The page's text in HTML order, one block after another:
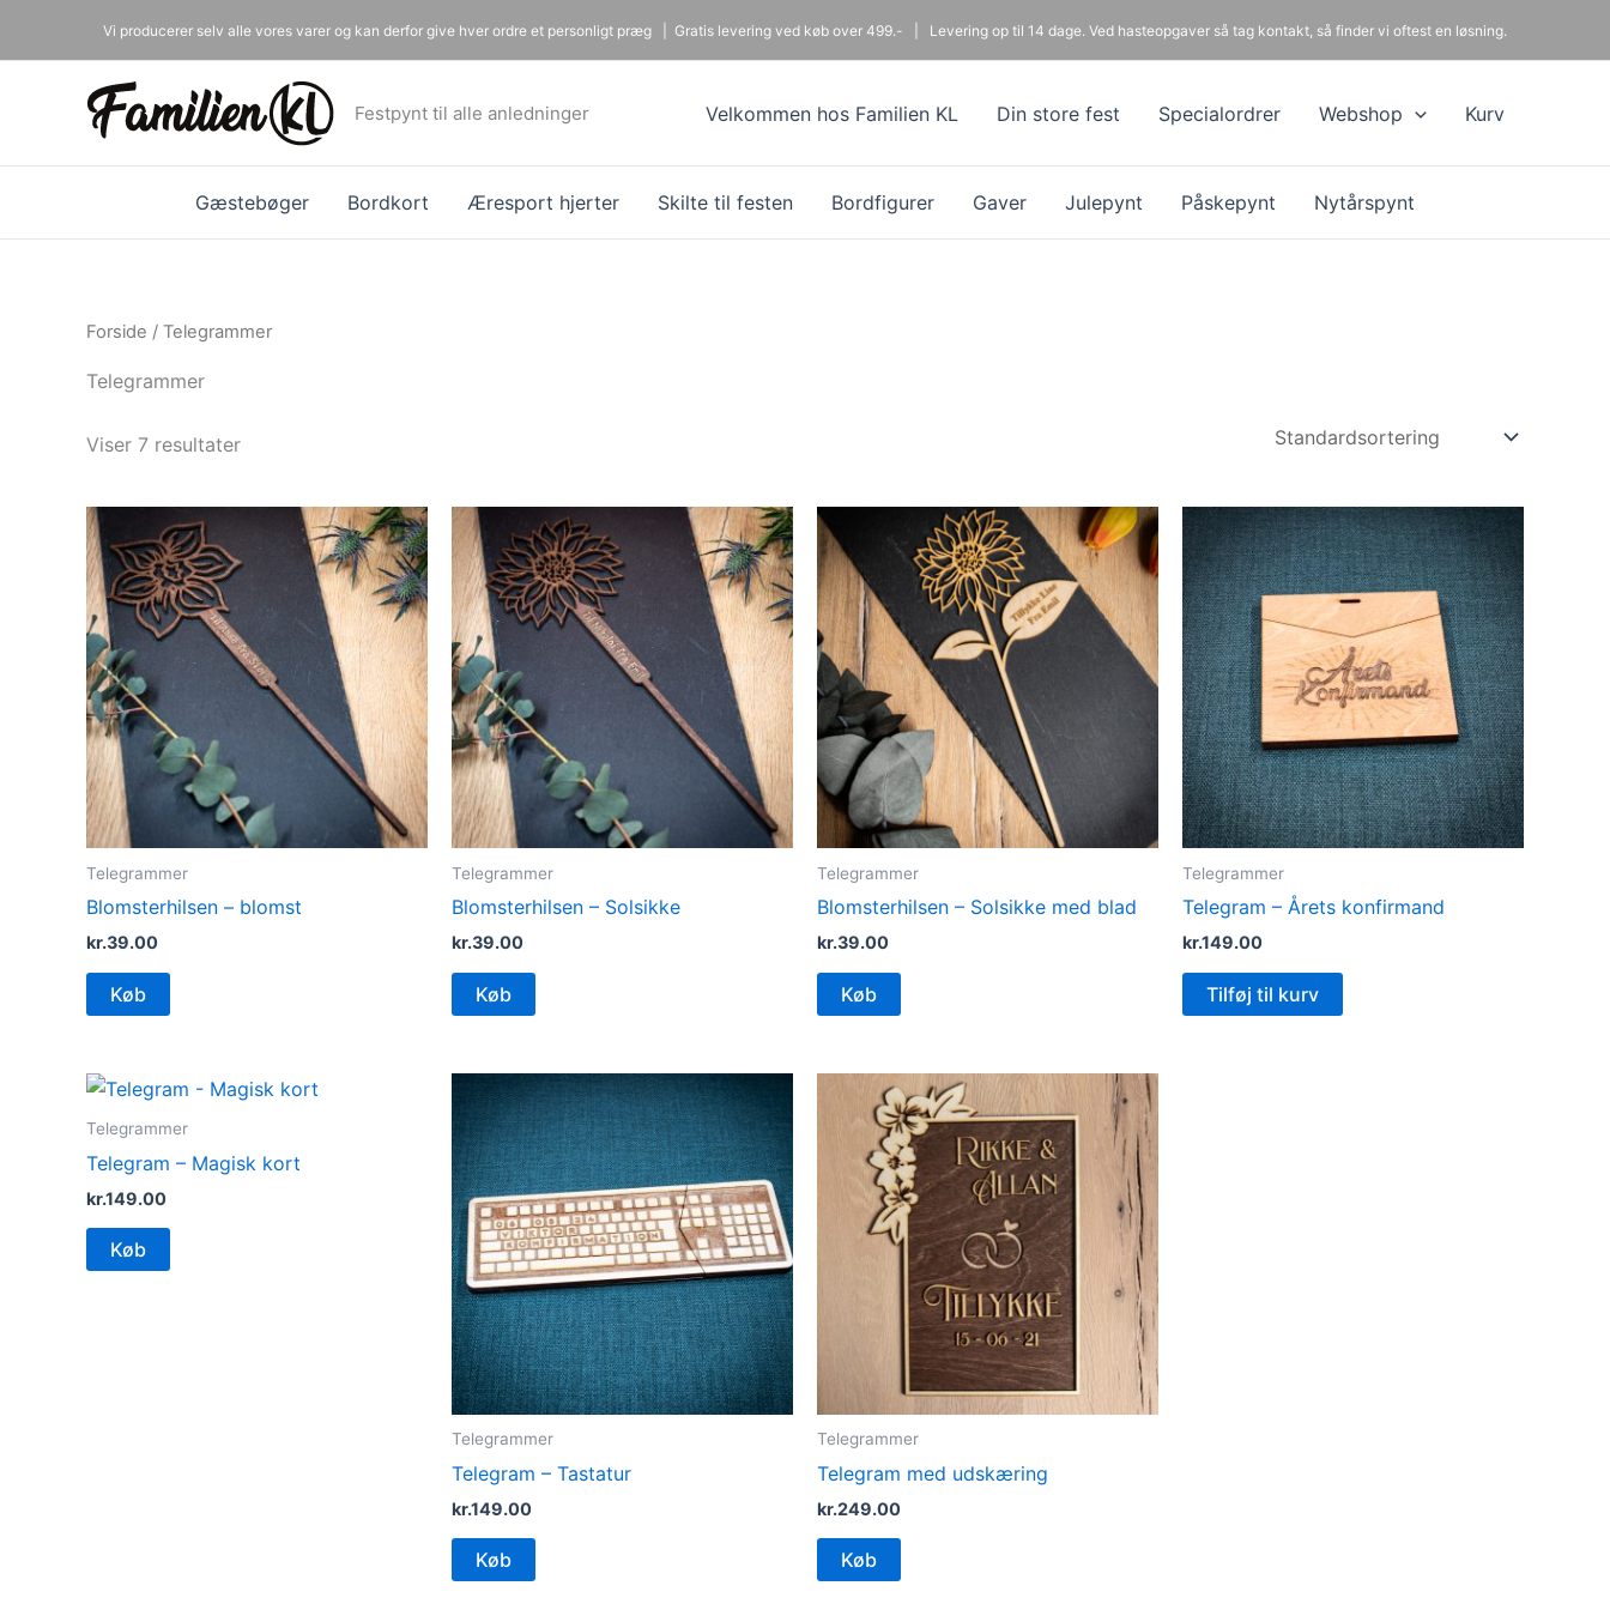
Vi producerer selv alle vores varer og kan derfor give hver ordre et personligt præg | Gratis levering ved køb over 499.- | Levering op til 14 dage. Ved hasteopgaver så tag kontakt, så finder vi oftest en løsning.
Festpynt til alle anledninger Velkommen hos Familien KL Din store fest Specialordrer Webshop Kurv
Gæstebøger Bordkort Æresport hjerter Skilte til festen Bordfigurer Gaver Julepynt Påskepynt Nytårspynt
Forside / Telegrammer
Telegrammer
Viser 7 resultater
Telegrammer
Blomsterhilsen – blomst
kr.39.00
Køb
Telegrammer
Blomsterhilsen – Solsikke
kr.39.00
Køb
Telegrammer
Blomsterhilsen – Solsikke med blad
kr.39.00
Køb
Telegrammer
Telegram – Årets konfirmand
kr.149.00
Tilføj til kurv
Telegrammer
Telegram – Magisk kort
kr.149.00
Køb
Telegrammer
Telegram – Tastatur
kr.149.00
Køb
Telegrammer
Telegram med udskæring
kr.249.00
Køb